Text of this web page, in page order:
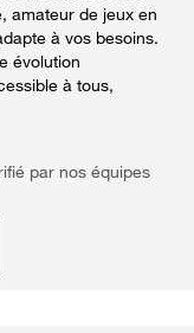
amateur de jeux en
à vos besoins.
évolution
à tous,
par nos équipes